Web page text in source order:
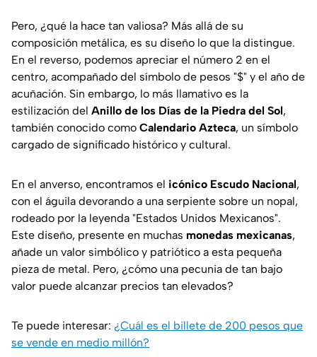
Pero, ¿qué la hace tan valiosa? Más allá de su
composición metálica, es su diseño lo que la distingue.
En el reverso, podemos apreciar el número 2 en el
centro, acompañado del símbolo de pesos "$" y el año de
acuñación. Sin embargo, lo más llamativo es la
estilización del Anillo de los Días de la Piedra del Sol,
también conocido como Calendario Azteca, un símbolo
cargado de significado histórico y cultural.
En el anverso, encontramos el icónico Escudo Nacional,
con el águila devorando a una serpiente sobre un nopal,
rodeado por la leyenda "Estados Unidos Mexicanos".
Este diseño, presente en muchas monedas mexicanas,
añade un valor simbólico y patriótico a esta pequeña
pieza de metal. Pero, ¿cómo una pecunia de tan bajo
valor puede alcanzar precios tan elevados?
Te puede interesar: ¿Cuál es el billete de 200 pesos que
se vende en medio millón?